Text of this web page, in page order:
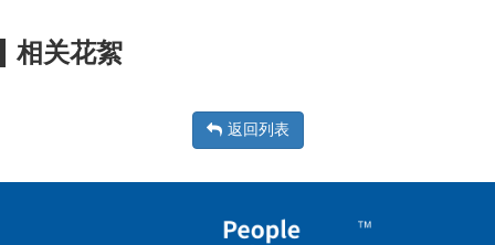
相关花絮
返回列表